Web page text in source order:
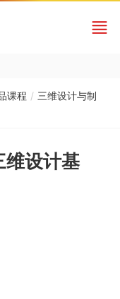
课程 / 三维设计与制
维设计基